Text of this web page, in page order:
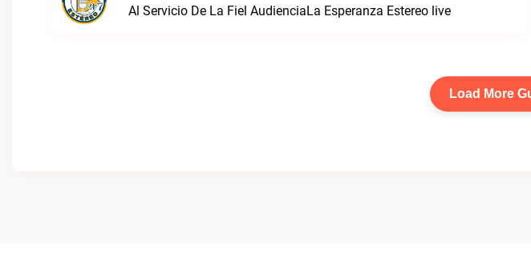
Al Servicio De La Fiel AudienciaLa Esperanza Estereo live
Load More